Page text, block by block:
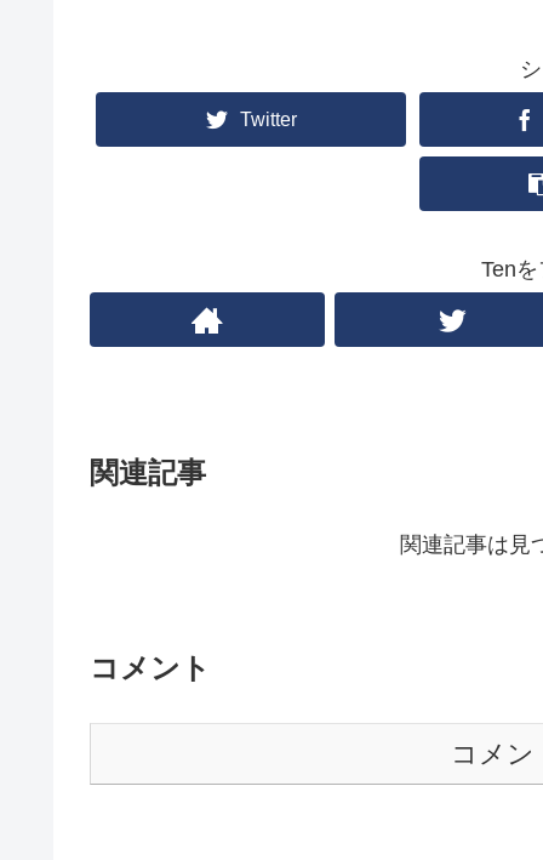
Twitter
Ten
関連記事
関連記事は見
コメント
コメン